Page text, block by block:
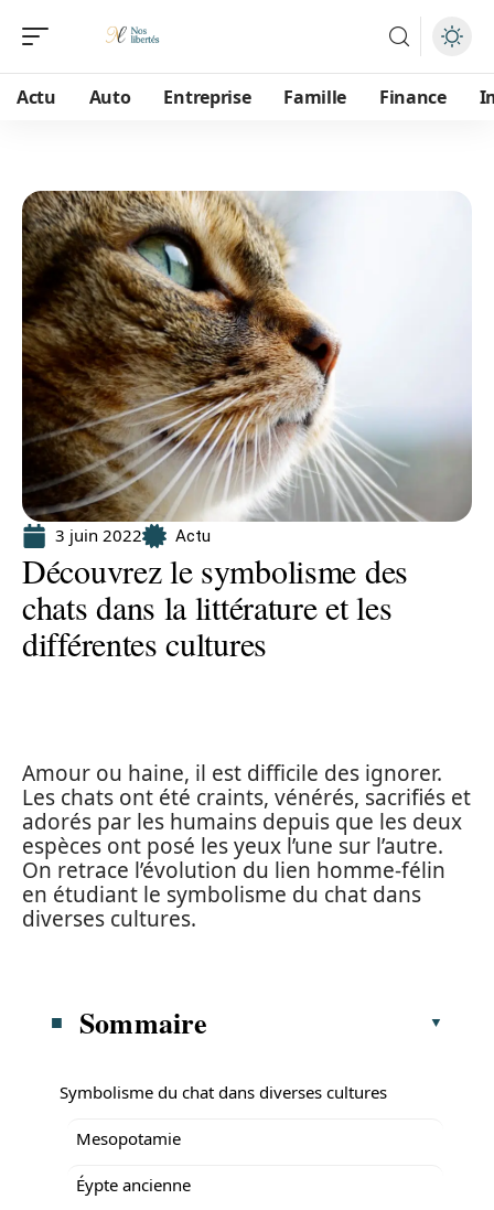
Actu Auto Entreprise Famille Finance
3 juin 2022 Actu
Découvrez le symbolisme des
chats dans la littérature et les
différentes cultures
Amour ou haine, il est difficile des ignorer.
Les chats ont été craints, vénérés, sacrifiés et
adorés par les humains depuis que les deux
espèces ont posé les yeux l’une sur l’autre.
On retrace l’évolution du lien homme-félin
en étudiant le symbolisme du chat dans
diverses cultures.
Sommaire
Symbolisme du chat dans diverses cultures
Mesopotamie
Éypte ancienne